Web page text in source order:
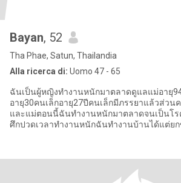
Bayan, 52
Tha Phae, Satun, Thailandia
Alla ricerca di: Uomo 47 - 65
ฉันเป็นผู้หญิงทำงานหนักมาตลาดดูแลแม่อายุ
อายุ30คนเล็กอายุ27ปีคนเล็กมีภรรยาแล้วส่วน
และแม่ตอนนี้ฉันทำงานหนักมาตลาดจนเป็นโร
ศึกปวดเวลาทำงานหนักฉันทำงานบ้านได้แต่ยก